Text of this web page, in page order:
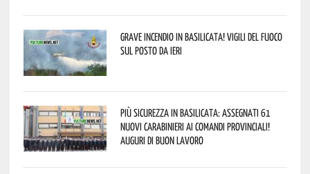
Grave incendio in Basilicata! Vigili del fuoco
sul posto da ieri
Più sicurezza in Basilicata: assegnati 61
nuovi Carabinieri ai Comandi provinciali!
Auguri di buon lavoro